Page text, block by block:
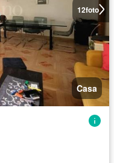
12foto
Casa